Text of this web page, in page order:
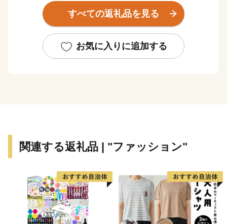
注目を集めるほか、令和7年5月には、市の花「ばら」の
普及に向け、プロ監修のローズガーデンがオープンする
また、カワセミ（市の鳥です。あやぴぃと検索！！）が
見られる自然豊かな一面や、弥生時代の環濠集落「神崎
すべての返礼品を見る
お気に入りに追加する
関連する返礼品 | "ファッション"